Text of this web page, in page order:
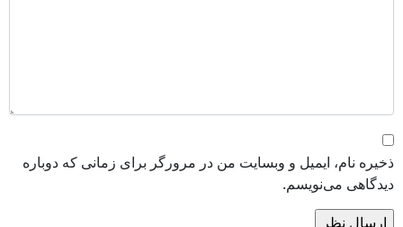
ذخیره نام، ایمیل و وبسایت من در مرورگر برای زمانی که دوباره
دیدگاهی می‌نویسم.